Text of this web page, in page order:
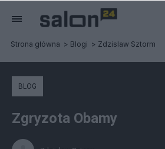
Strona główna Blogi Zdzislaw Sztorm
BLOG
Zgryzota Obamy